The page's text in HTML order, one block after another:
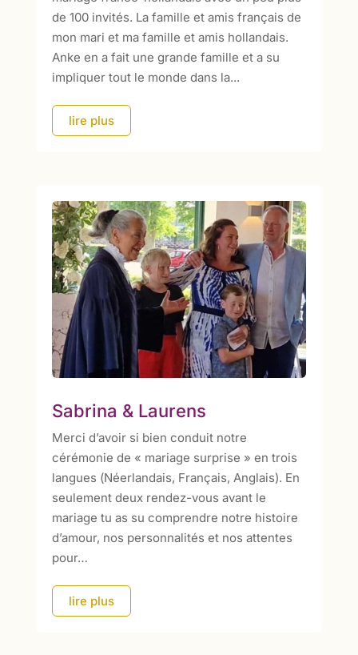
de 100 invités. La famille et amis français de
mon mari et ma famille et amis hollandais.
Anke en a fait une grande famille et a su
impliquer tout le monde dans la...
lire plus
Sabrina & Laurens
Merci d’avoir si bien conduit notre
cérémonie de « mariage surprise » en trois
langues (Néerlandais, Français, Anglais). En
seulement deux rendez-vous avant le
mariage tu as su comprendre notre histoire
d’amour, nos personnalités et nos attentes
pour…
lire plus